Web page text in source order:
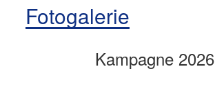
Fotogalerie
Kampagne 2026